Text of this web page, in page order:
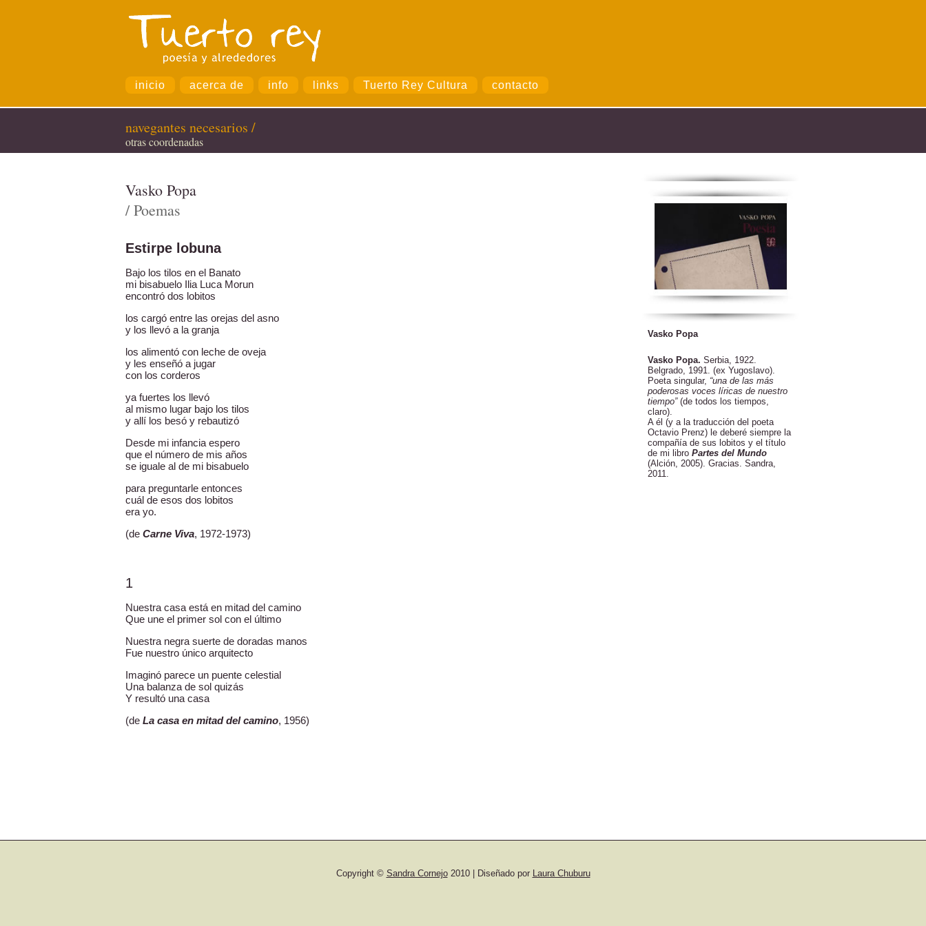
inicio acerca de info links Tuerto Rey Cultura contacto
navegantes necesarios /
otras coordenadas
Vasko Popa
/ Poemas
Estirpe lobuna
Bajo los tilos en el Banato
mi bisabuelo Ilia Luca Morun
encontró dos lobitos
los cargó entre las orejas del asno
y los llevó a la granja
los alimentó con leche de oveja
y les enseñó a jugar
con los corderos
ya fuertes los llevó
al mismo lugar bajo los tilos
y allí los besó y rebautizó
Desde mi infancia espero
que el número de mis años
se iguale al de mi bisabuelo
para preguntarle entonces
cuál de esos dos lobitos
era yo.
(de Carne Viva, 1972-1973)
1
Nuestra casa está en mitad del camino
Que une el primer sol con el último
Nuestra negra suerte de doradas manos
Fue nuestro único arquitecto
Imaginó parece un puente celestial
Una balanza de sol quizás
Y resultó una casa
(de La casa en mitad del camino, 1956)
Vasko Popa
Vasko Popa. Serbia, 1922.
Belgrado, 1991. (ex Yugoslavo).
Poeta singular, “una de las más
poderosas voces líricas de nuestro
tiempo” (de todos los tiempos,
claro).
A él (y a la traducción del poeta
Octavio Prenz) le deberé siempre la
compañía de sus lobitos y el título
de mi libro Partes del Mundo
(Alción, 2005). Gracias. Sandra,
2011.
Copyright © Sandra Cornejo2010 | Diseñado por Laura Chuburu